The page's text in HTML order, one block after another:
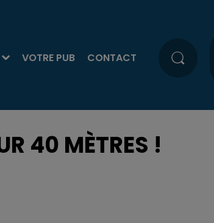
VOTRE PUB CONTACT
40 MÈTRES !